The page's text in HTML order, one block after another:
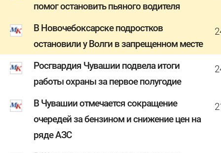
помог остановить пьяного водителя
В Новочебоксарске подростков
остановили у Волги в запрещенном месте
Росгвардия Чувашии подвела итоги
работы охраны за первое полугодие
В Чувашии отмечается сокращение
очередей за бензином и снижение цен на
ряде АЗС